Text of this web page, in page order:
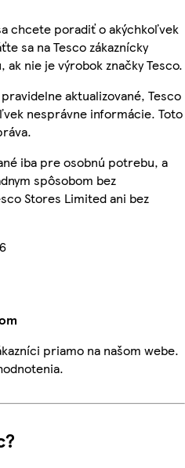
chcete poradiť o akýchkoľvek
sa na Tesco zákaznícky
nie je výrobok značky Tesco.
aktualizované, Tesco
nesprávne informácie. Toto
iba pre osobnú potrebu, a
spôsobom bez
Stores Limited ani bez
priamo na našom webe.